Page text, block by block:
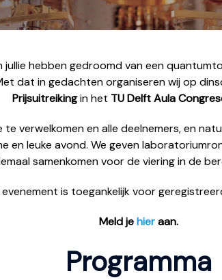
jullie hebben gedroomd van een
dat in gedachten organiseren wij op
Prijsuitreikingin het TU Delft Aula
te verwelkomen en alle deelnemers, en
en leuke avond. We geven
samenkomen voor de viering in de
is toegankelijk voor
Meld jehieraan.
Programma